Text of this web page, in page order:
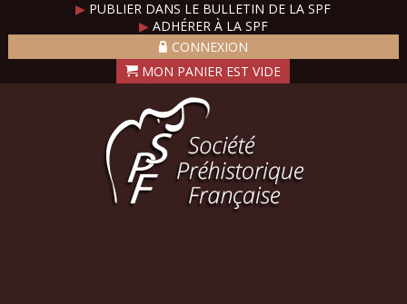
▶ PUBLIER DANS LE BULLETIN DE LA SPF
▶ADHÉRER À LA SPF
CONNEXION